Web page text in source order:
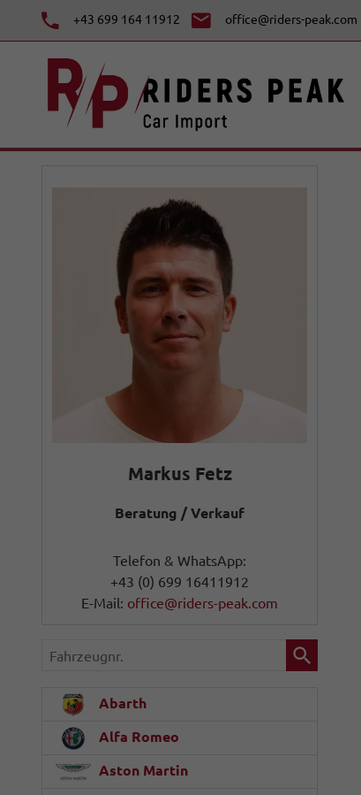
+43 699 164 11912 office@riders-peak.com
Markus Fetz
Beratung / Verkauf
Telefon & WhatsApp:
+43 (0) 699 16411912
E-Mail: office@riders-peak.com
Fahrzeugnr.
Abarth
Alfa Romeo
Aston Martin